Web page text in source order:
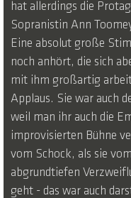
hat allerdings die
Sopranistin Ann
Eine absolut große
noch anhört, die sich
mit ihm großartig
Applaus. Sie war auch
weil man ihr auch die
improvisierten Bühne
vom Schock, als sie
abgrundtiefen
geht - das war auch